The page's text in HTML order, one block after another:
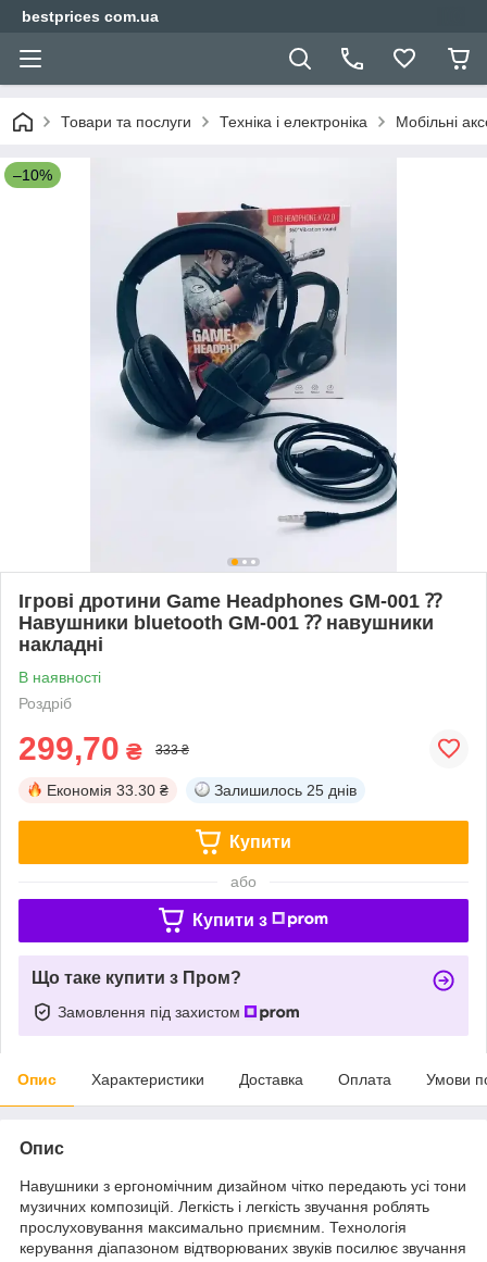
bestprices com.ua
Товари та послуги Техніка і електроніка Мобільні
–10%
Ігрові дротини Game Headphones GM-001 ⁇
Навушники bluetooth GM-001 ⁇ навушники
накладні
В наявності
Роздріб
299,70 ₴ 333 ₴
Економія 33.30 ₴ Залишилось 25 днів
Купити
або
Купити з
Що таке купити з Пром?
Замовлення під захистом
Опис Характеристики Доставка Оплата Умови
Опис
Навушники з ергономічним дизайном чітко передають усі тони
музичних композицій. Легкість і легкість звучання роблять
прослуховування максимально приємним. Технологія
керування діапазоном відтворюваних звуків посилює звучання